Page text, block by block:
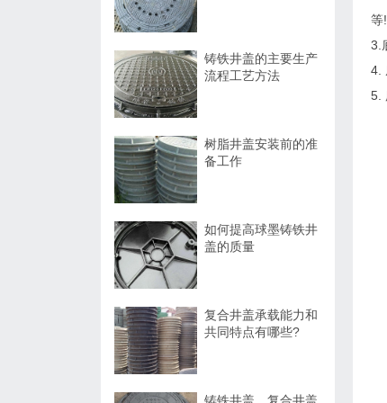
等
3.
4.
5.
铸铁井盖的主要生产
流程工艺方法
树脂井盖安装前的准
备工作
如何提高球墨铸铁井
盖的质量
复合井盖承载能力和
共同特点有哪些?